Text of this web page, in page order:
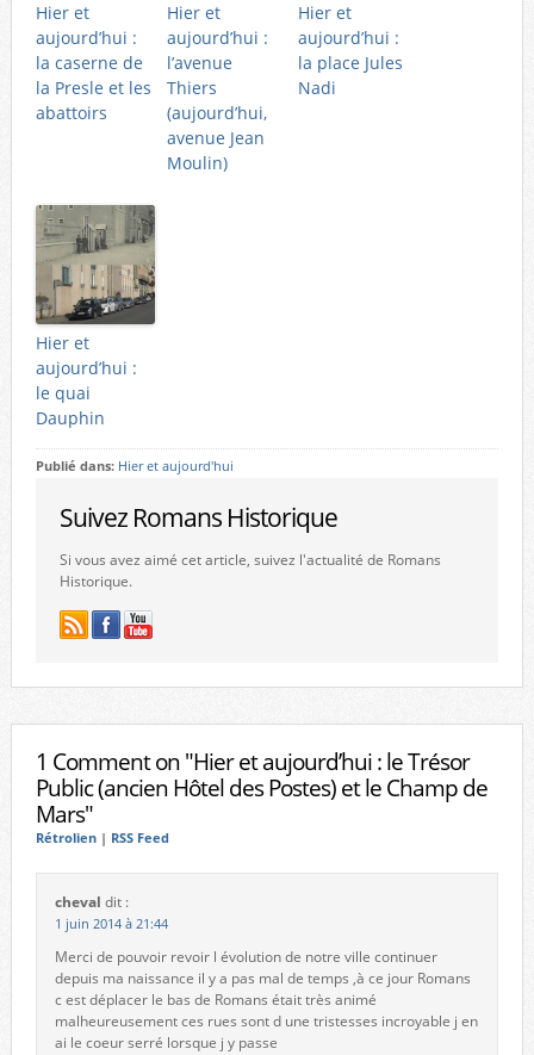
Hier et
aujourd’hui :
la caserne de
la Presle et les
abattoirs
Hier et
aujourd’hui :
l’avenue
Thiers
(aujourd’hui,
avenue Jean
Moulin)
Hier et
aujourd’hui :
la place Jules
Nadi
Hier et
aujourd’hui :
le quai
Dauphin
Publié dans: Hier et aujourd'hui
Suivez Romans Historique
Si vous avez aimé cet article, suivez l'actualité de Romans
Historique.
1 Comment on "Hier et aujourd’hui : le Trésor
Public (ancien Hôtel des Postes) et le Champ de
Mars"
Rétrolien| RSS Feed
cheval dit :
1 juin 2014 à 21:44
Merci de pouvoir revoir l évolution de notre ville continuer
depuis ma naissance il y a pas mal de temps ,à ce jour Romans
c est déplacer le bas de Romans était très animé
malheureusement ces rues sont d une tristesses incroyable j en
ai le coeur serré lorsque j y passe